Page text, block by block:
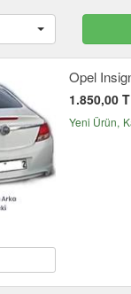
Opel
1.850,00
Yeni Ürün